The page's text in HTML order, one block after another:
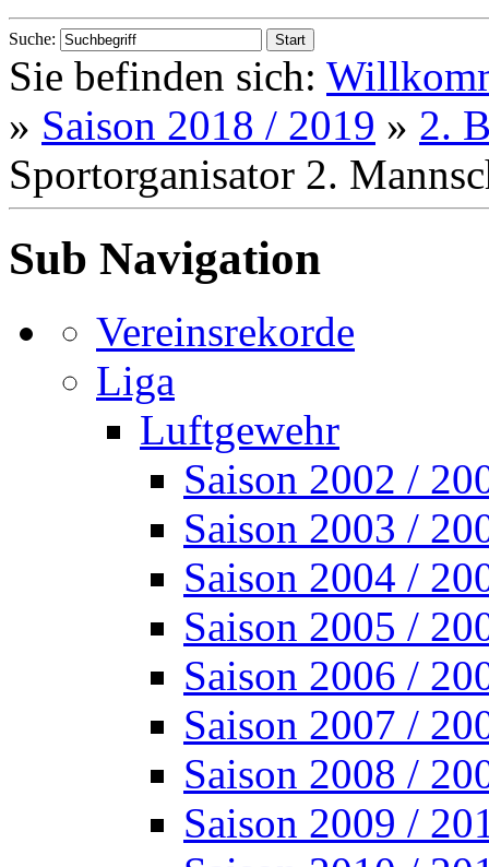
Suche:
Sie befinden sich:
» Saison 2018 / 2019 » 2.
Sportorganisator 2.
Sub Navigation
Vereinsrekorde
Liga
Luftgewehr
Saison 2002 /
Saison 2003 /
Saison 2004 /
Saison 2005 /
Saison 2006 /
Saison 2007 /
Saison 2008 /
Saison 2009 /